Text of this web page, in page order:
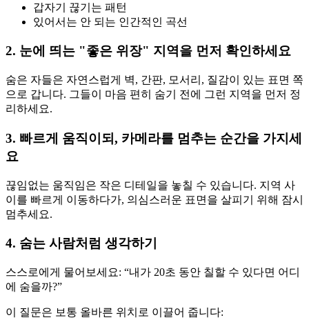
갑자기 끊기는 패턴
있어서는 안 되는 인간적인 곡선
2. 눈에 띄는 "좋은 위장" 지역을 먼저 확인하세요
숨은 자들은 자연스럽게 벽, 간판, 모서리, 질감이 있는 표면 쪽
으로 갑니다. 그들이 마음 편히 숨기 전에 그런 지역을 먼저 정
리하세요.
3. 빠르게 움직이되, 카메라를 멈추는 순간을 가지세
요
끊임없는 움직임은 작은 디테일을 놓칠 수 있습니다. 지역 사
이를 빠르게 이동하다가, 의심스러운 표면을 살피기 위해 잠시
멈추세요.
4. 숨는 사람처럼 생각하기
스스로에게 물어보세요: “내가 20초 동안 칠할 수 있다면 어디
에 숨을까?”
이 질문은 보통 올바른 위치로 이끌어 줍니다: